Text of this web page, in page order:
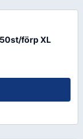
50st/förp XL